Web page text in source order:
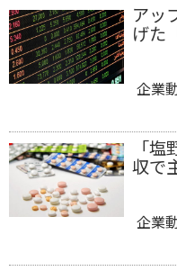
アッ
げた
企業
「
収で
企業